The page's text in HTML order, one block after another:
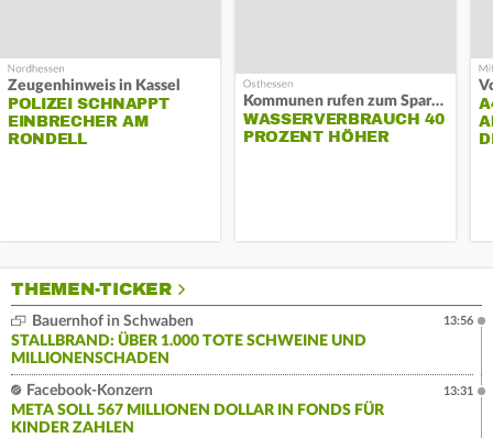
Zeugenhinweis in Kassel
POLIZEI SCHNAPPT
EINBRECHER AM
RONDELL
Kommunen rufen zum Sparen auf
WASSERVERBRAUCH 40
PROZENT HÖHER
THEMEN-TICKER
Bauernhof in Schwaben
STALLBRAND: ÜBER 1.000 TOTE SCHWEINE UND
MILLIONENSCHADEN
13:56
Facebook-Konzern
META SOLL 567 MILLIONEN DOLLAR IN FONDS FÜR
KINDER ZAHLEN
13:31